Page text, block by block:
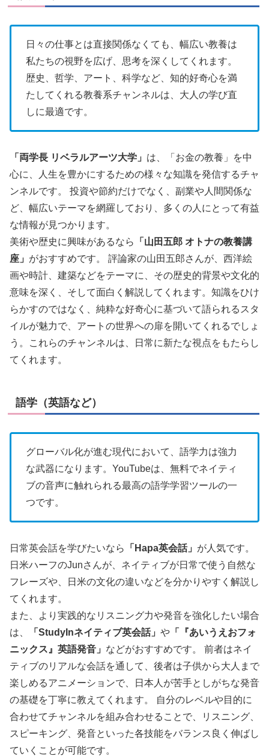
日々の仕事とは直接関係なくても、幅広い教養は
私たちの視野を広げ、思考を深くしてくれます。
歴史、哲学、アート、科学など、知的好奇心を満
たしてくれる教養系チャンネルは、大人の学び直
しに最適です。
「両学長 リベラルアーツ大学」 は、「お金の教養」を中
心に、人生を豊かにするための様々な知識を発信するチャ
ンネルです。 投資や節約だけでなく、副業や人間関係な
ど、幅広いテーマを網羅しており、多くの人にとって有益
な情報が見つかります。
美術や歴史に興味があるなら
「山田五郎 オトナの教養講
座」 がおすすめです。 評論家の山田五郎さんが、西洋絵
画や時計、建築などをテーマに、その歴史的背景や文化的
意味を深く、そして面白く解説してくれます。知識をひけ
らかすのではなく、純粋な好奇心に基づいて語られるスタ
イルが魅力で、アートの世界への扉を開いてくれるでしょ
う。これらのチャンネルは、日常に新たな視点をもたらし
てくれます。
語学（英語など）
グローバル化が進む現代において、語学力は強力
な武器になります。YouTubeは、無料でネイティ
ブの音声に触れられる最高の語学学習ツールの一
つです。
日常英会話を学びたいなら 「Hapa英会話」 が人気です。
日米ハーフのJunさんが、ネイティブが日常で使う自然な
フレーズや、日米の文化の違いなどを分かりやすく解説し
てくれます。
また、より実践的なリスニング力や発音を強化したい場合
は、
「StudyInネイティブ英会話」 や 「『あいうえおフォ
ニックス』英語発音」 などがおすすめです。 前者はネイ
ティブのリアルな会話を通して、後者は子供から大人まで
楽しめるアニメーションで、日本人が苦手としがちな発音
の基礎を丁寧に教えてくれます。 自分のレベルや目的に
合わせてチャンネルを組み合わせることで、リスニング、
スピーキング、発音といった各技能をバランス良く伸ばし
ていくことが可能です。